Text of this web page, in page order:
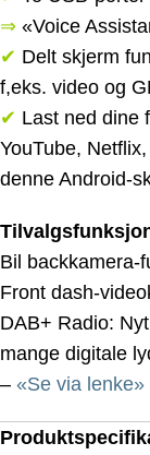
⇒ «Voice
✔ Delt skjerm
f,eks. video og
✔ Last ned dine
YouTube,
denne Android-
Bil backkamera-
Front dash-
DAB+ Radio:
mange digitale
– «Se via lenke»